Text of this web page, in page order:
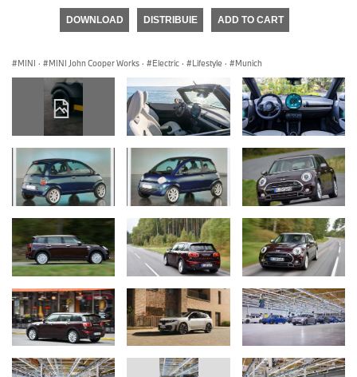
DOWNLOAD DISTRIBUIE ADD TO CART
MINI · MINI John Cooper Works · Electric · Lifestyle · Munich